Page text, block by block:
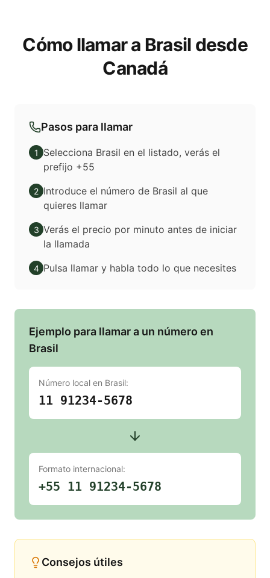
Cómo llamar a Brasil desde
Canadá
Pasos para llamar
1
Selecciona Brasil en el listado, verás el
prefijo +55
2 Introduce el número de Brasil al que
quieres llamar
3 Verás el precio por minuto antes de iniciar
la llamada
4 Pulsa llamar y habla todo lo que necesites
Ejemplo para llamar a un número en
Brasil
Número local en Brasil:
11 91234-5678
Formato internacional:
+55 11 91234-5678
Consejos útiles